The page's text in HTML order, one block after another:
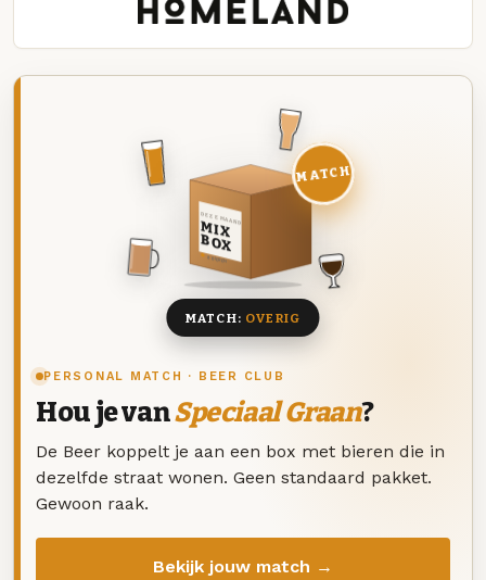
PERSONAL MATCH · BEER CLUB
Hou je vanSpeciaal Graan?
De Beer koppelt je aan een box met bieren die in
dezelfde straat wonen. Geen standaard pakket.
Gewoon raak.
Bekijk jouw match →
DEZE MAAND
MIX
BOX
8 BIEREN
MATCH
MATCH: OVERIG